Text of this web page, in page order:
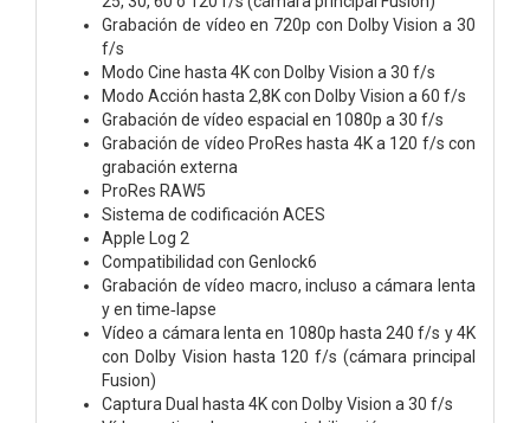
Grabación de vídeo en 720p con Dolby Vision a 30
f/s
Modo Cine hasta 4K con Dolby Vision a 30 f/s
Modo Acción hasta 2,8K con Dolby Vision a 60 f/s
Grabación de vídeo espacial en 1080p a 30 f/s
Grabación de vídeo ProRes hasta 4K a 120 f/s con
grabación externa
ProRes RAW5
Sistema de codificación ACES
Apple Log 2
Compati­bilidad con Genlock6
Grabación de vídeo macro, incluso a cámara lenta
y en time‑lapse
Vídeo a cámara lenta en 1080p hasta 240 f/s y 4K
con Dolby Vision hasta 120 f/s (cámara principal
Fusion)
Captura Dual hasta 4K con Dolby Vision a 30 f/s